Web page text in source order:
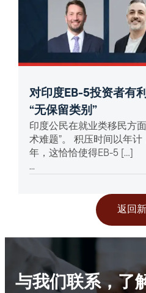
对印度EB-5投资者有
“无保留类别”
印度公民在就业类移民方
术难题”。 积压时间以年
年，这恰恰使得EB-5 […]
...
返回
与我们联系，了